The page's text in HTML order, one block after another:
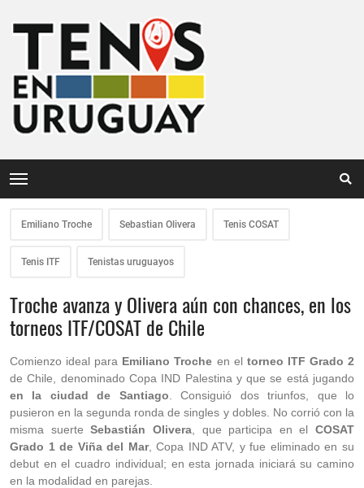
Emiliano Troche Sebastian Olivera Tenis COSAT
Tenis ITF Tenistas uruguayos
Troche avanza y Olivera aún con chances, en los
torneos ITF/COSAT de Chile
Comienzo ideal para Emiliano Troche en el torneo ITF Grado 2
de Chile, denominado Copa IND Palestina y que se está jugando
en la ciudad de Santiago . Consiguió dos triunfos, que lo
pusieron en la segunda ronda de singles y dobles. No corrió con la
misma suerteSebastián Olivera, que participa en el COSAT
Grado 1 de Viña del Mar, Copa IND ATV, y fue eliminado en su
debut en el cuadro individual; en esta jornada iniciará su camino
en la modalidad en parejas.